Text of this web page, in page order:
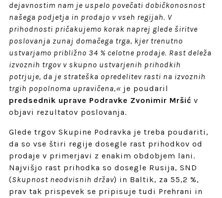
dejavnostim nam je uspelo povečati dobičkonosnost
našega podjetja in prodajo v vseh regijah. V
prihodnosti pričakujemo korak naprej glede širitve
poslovanja zunaj domačega trga, kjer trenutno
ustvarjamo približno 34 % celotne prodaje. Rast deleža
izvoznih trgov v skupno ustvarjenih prihodkih
potrjuje, da je strateška opredelitev rasti na izvoznih
trgih popolnoma upravičena,«je poudaril
predsednik uprave Podravke Zvonimir Mršić v
objavi rezultatov poslovanja.
Glede trgov Skupine Podravka je treba poudariti,
da so vse štiri regije dosegle rast prihodkov od
prodaje v primerjavi z enakim obdobjem lani.
Najvišjo rast prihodka so dosegle Rusija, SND
(Skupnost neodvisnih držav) in Baltik, za 55,2 %,
prav tak prispevek se pripisuje tudi Prehrani in